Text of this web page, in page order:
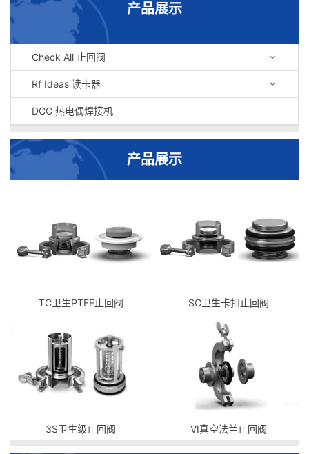
产品展示
Check All 止回阀
Rf Ideas 读卡器
DCC 热电偶焊接机
产品展示
TC卫生PTFE止回阀 SC卫生卡扣止回阀
3S卫生级止回阀 VI真空法兰止回阀